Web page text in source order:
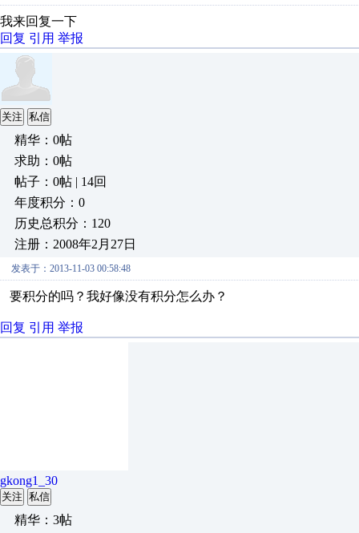
我来回复一下
回复 引用 举报
关注 私信
精华：0帖
求助：0帖
帖子：0帖 | 14回
年度积分：0
历史总积分：120
注册：2008年2月27日
发表于：2013-11-03 00:58:48
要积分的吗？我好像没有积分怎么办？
回复 引用 举报
gkong1_30
关注 私信
精华：3帖